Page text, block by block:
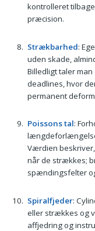
kontrolleret
præcision.
Strækbarhed:
uden skade,
Billedligt taler
deadlines, hvor
permanent
Poissons tal:
Værdien
når de strækkes;
spændingsfelter
Spiralfjeder:
eller strækkes og
affjedring og